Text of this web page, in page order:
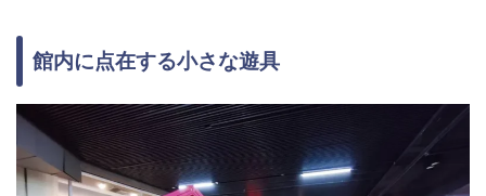
館内に点在する小さな遊具